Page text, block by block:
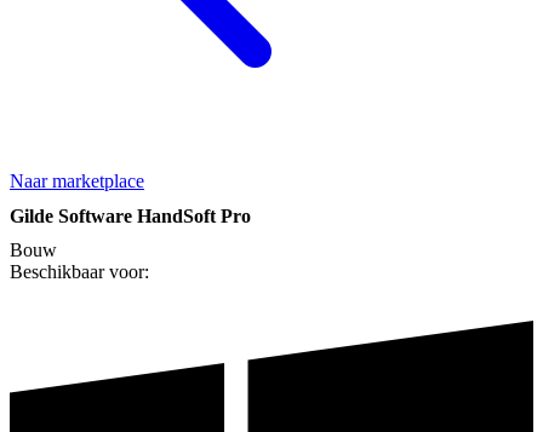
Naar marketplace
Gilde Software HandSoft Pro
Bouw
Beschikbaar voor: